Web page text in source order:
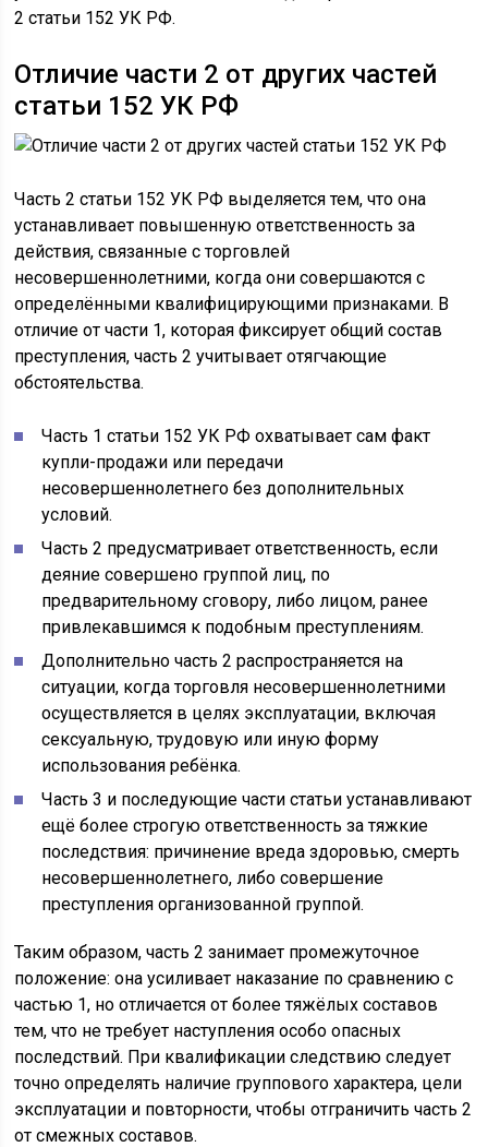
2 статьи 152 УК РФ.
Отличие части 2 от других частей
статьи 152 УК РФ
Часть 2 статьи 152 УК РФ выделяется тем, что она
устанавливает повышенную ответственность за
действия, связанные с торговлей
несовершеннолетними, когда они совершаются с
определёнными квалифицирующими признаками. В
отличие от части 1, которая фиксирует общий состав
преступления, часть 2 учитывает отягчающие
обстоятельства.
Часть 1 статьи 152 УК РФ охватывает сам факт
купли-продажи или передачи
несовершеннолетнего без дополнительных
условий.
Часть 2 предусматривает ответственность, если
деяние совершено группой лиц, по
предварительному сговору, либо лицом, ранее
привлекавшимся к подобным преступлениям.
Дополнительно часть 2 распространяется на
ситуации, когда торговля несовершеннолетними
осуществляется в целях эксплуатации, включая
сексуальную, трудовую или иную форму
использования ребёнка.
Часть 3 и последующие части статьи устанавливают
ещё более строгую ответственность за тяжкие
последствия: причинение вреда здоровью, смерть
несовершеннолетнего, либо совершение
преступления организованной группой.
Таким образом, часть 2 занимает промежуточное
положение: она усиливает наказание по сравнению с
частью 1, но отличается от более тяжёлых составов
тем, что не требует наступления особо опасных
последствий. При квалификации следствию следует
точно определять наличие группового характера, цели
эксплуатации и повторности, чтобы отграничить часть 2
от смежных составов.